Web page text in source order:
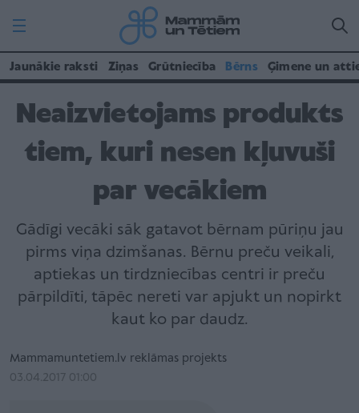
Jaunākie raksti Ziņas Grūtniecība Bērns Ģimene un
Neaizvietojams produkts
tiem, kuri nesen kļuvuši
par vecākiem
Gādīgi vecāki sāk gatavot bērnam pūriņu jau
pirms viņa dzimšanas. Bērnu preču veikali,
aptiekas un tirdzniecības centri ir preču
pārpildīti, tāpēc nereti var apjukt un nopirkt
kaut ko par daudz.
Mammamuntetiem.lv reklāmas projekts
03.04.2017 01:00